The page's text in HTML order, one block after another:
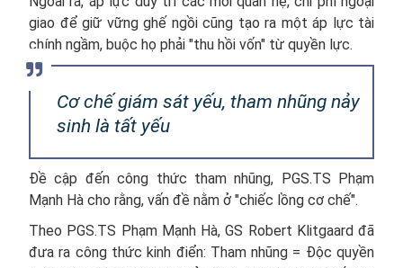
giao để giữ vững ghế ngồi cũng tạo ra một áp lực tài
chính ngầm, buộc họ phải "thu hồi vốn" từ quyền lực.
Cơ chế giám sát yếu, tham nhũng nảy
sinh là tất yếu
Đề cập đến công thức tham nhũng, PGS.TS Phạm
Mạnh Hà cho rằng, vấn đề nằm ở "chiếc lồng cơ chế".
Theo PGS.TS Phạm Mạnh Hà, GS Robert Klitgaard đã
đưa ra công thức kinh điển: Tham nhũng = Độc quyền